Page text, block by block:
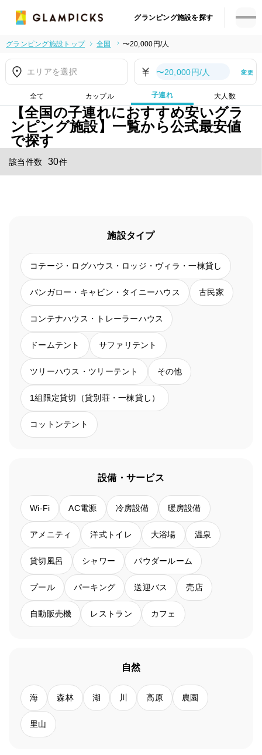
グランピング施設を探す
グランピング施設トップ 全国 〜20,000円/人
エリアを選択 〜20,000円/人 変更
全て カップル 子連れ 大人数
【全国の子連れにおすすめ安いグラ
ンピング施設】一覧から公式最安値
で探す
該当件数 30件
施設タイプ
コテージ・ログハウス・ロッジ・ヴィラ・一棟貸し
バンガロー・キャビン・タイニーハウス 古民家
コンテナハウス・トレーラーハウス
ドームテント サファリテント
ツリーハウス・ツリーテント その他
1組限定貸切（貸別荘・一棟貸し）
コットンテント
設備・サービス
Wi-Fi AC電源 冷房設備 暖房設備
アメニティ 洋式トイレ 大浴場 温泉
貸切風呂 シャワー パウダールーム
プール パーキング 送迎バス 売店
自動販売機 レストラン カフェ
自然
海 森林 湖 川 高原 農園
里山